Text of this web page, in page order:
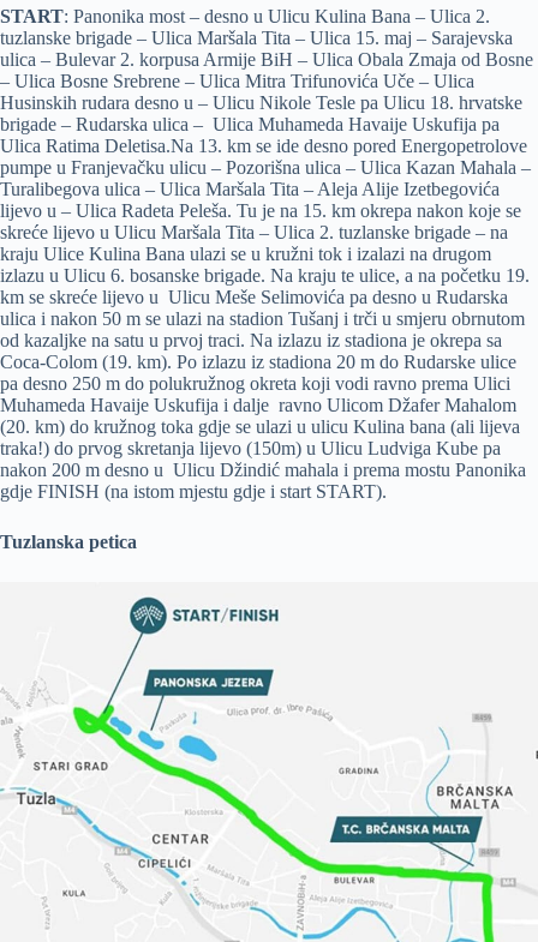
START: Panonika most – desno u Ulicu Kulina Bana – Ulica 2.
tuzlanske brigade – Ulica Maršala Tita – Ulica 15. maj – Sarajevska
ulica – Bulevar 2. korpusa Armije BiH – Ulica Obala Zmaja od Bosne
– Ulica Bosne Srebrene – Ulica Mitra Trifunovića Uče – Ulica
Husinskih rudara desno u – Ulicu Nikole Tesle pa Ulicu 18. hrvatske
brigade – Rudarska ulica – Ulica Muhameda Havaije Uskufija pa
Ulica Ratima Deletisa.Na 13. km se ide desno pored Energopetrolove
pumpe u Franjevačku ulicu – Pozorišna ulica – Ulica Kazan Mahala –
Turalibegova ulica – Ulica Maršala Tita – Aleja Alije Izetbegovića
lijevo u – Ulica Radeta Peleša. Tu je na 15. km okrepa nakon koje se
skreće lijevo u Ulicu Maršala Tita – Ulica 2. tuzlanske brigade – na
kraju Ulice Kulina Bana ulazi se u kružni tok i izalazi na drugom
izlazu u Ulicu 6. bosanske brigade. Na kraju te ulice, a na početku 19.
km se skreće lijevo u Ulicu Meše Selimovića pa desno u Rudarska
ulica i nakon 50 m se ulazi na stadion Tušanj i trči u smjeru obrnutom
od kazaljke na satu u prvoj traci. Na izlazu iz stadiona je okrepa sa
Coca-Colom (19. km). Po izlazu iz stadiona 20 m do Rudarske ulice
pa desno 250 m do polukružnog okreta koji vodi ravno prema Ulici
Muhameda Havaije Uskufija i dalje ravno Ulicom Džafer Mahalom
(20. km) do kružnog toka gdje se ulazi u ulicu Kulina bana (ali lijeva
traka!) do prvog skretanja lijevo (150m) u Ulicu Ludviga Kube pa
nakon 200 m desno u Ulicu Džindić mahala i prema mostu Panonika
gdje FINISH (na istom mjestu gdje i start START).
Tuzlanska petica